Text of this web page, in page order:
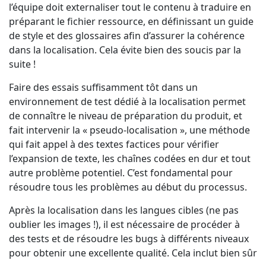
l’équipe doit externaliser tout le contenu à traduire en
préparant le fichier ressource, en définissant un guide
de style et des glossaires afin d’assurer la cohérence
dans la localisation. Cela évite bien des soucis par la
suite !
Faire des essais suffisamment tôt dans un
environnement de test dédié à la localisation permet
de connaître le niveau de préparation du produit, et
fait intervenir la « pseudo-localisation », une méthode
qui fait appel à des textes factices pour vérifier
l’expansion de texte, les chaînes codées en dur et tout
autre problème potentiel. C’est fondamental pour
résoudre tous les problèmes au début du processus.
Après la localisation dans les langues cibles (ne pas
oublier les images !), il est nécessaire de procéder à
des tests et de résoudre les bugs à différents niveaux
pour obtenir une excellente qualité. Cela inclut bien sûr